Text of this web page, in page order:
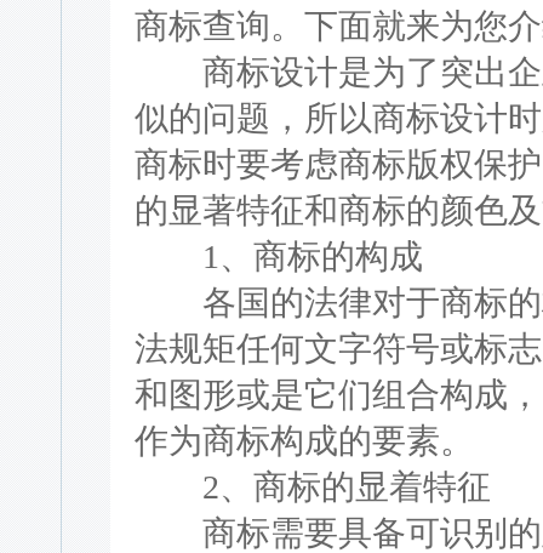
商标查询。下面就来为您
商标设计是为了突出企
似的问题，所以商标设计
商标时要考虑商标版权保
的显著特征和商标的颜色
1、商标的构成
各国的法律对于商标的
法规矩任何文字符号或标
和图形或是它们组合构成
作为商标构成的要素。
2、商标的显着特征
商标需要具备可识别的